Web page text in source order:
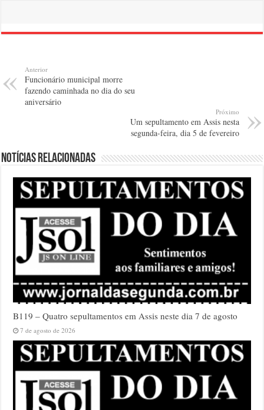
Anterior
Funcionário municipal morre
fazendo caminhada no dia do seu
aniversário
Próximo
Um sepultamento em Assis nesta
segunda-feira, dia 5 de fevereiro
Notícias relacionadas
B119 – Quatro sepultamentos em Assis neste dia 7 de agosto
7 de agosto de 2026